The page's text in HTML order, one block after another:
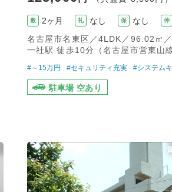
敷 2ヶ月 礼 なし 保 なし 仲
名古屋市名東区／4LDK／96.02㎡
一社駅 徒歩10分（名古屋市営東山線
#～15万円 #セキュリティ充実 #システム
駐車場 空あり